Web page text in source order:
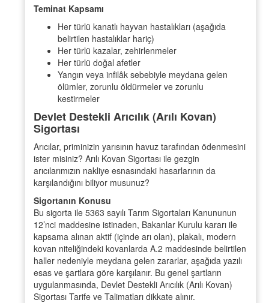
Teminat Kapsamı
Her türlü kanatlı hayvan hastalıkları (aşağıda
belirtilen hastalıklar hariç)
Her türlü kazalar, zehirlenmeler
Her türlü doğal afetler
Yangın veya infilâk sebebiyle meydana gelen
ölümler, zorunlu öldürmeler ve zorunlu
kestirmeler
Devlet Destekli Arıcılık (Arılı Kovan)
Sigortası
Arıcılar, priminizin yarısının havuz tarafından ödenmesini
ister misiniz? Arılı Kovan Sigortası ile gezgin
arıcılarımızın nakliye esnasındaki hasarlarının da
karşılandığını biliyor musunuz?
Sigortanın Konusu
Bu sigorta ile 5363 sayılı Tarım Sigortaları Kanununun
12’nci maddesine istinaden, Bakanlar Kurulu kararı ile
kapsama alınan aktif (içinde arı olan), plakalı, modern
kovan niteliğindeki kovanlarda A.2 maddesinde belirtilen
haller nedeniyle meydana gelen zararlar, aşağıda yazılı
esas ve şartlara göre karşılanır. Bu genel şartların
uygulanmasında, Devlet Destekli Arıcılık (Arılı Kovan)
Sigortası Tarife ve Talimatları dikkate alınır.